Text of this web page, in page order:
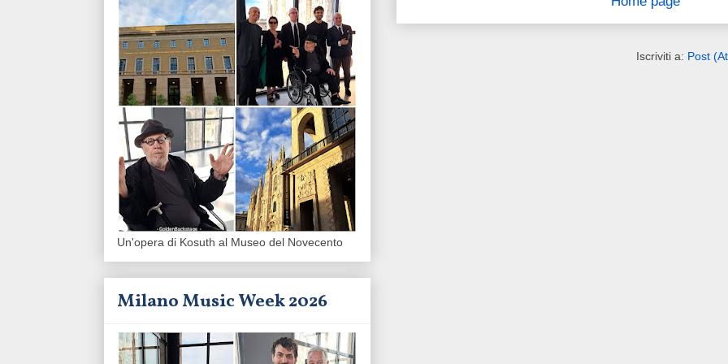
Iscriviti a: Post
Un'opera di Kosuth al Museo del Novecento
Milano Music Week 2026